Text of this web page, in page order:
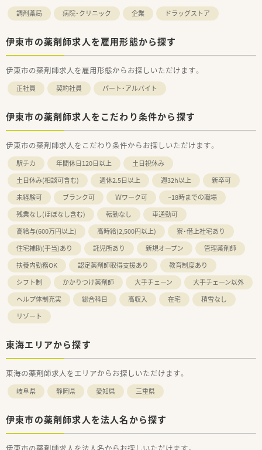
調剤薬局 病院・クリニック 企業 ドラッグストア
伊東市の薬剤師求人を雇用形態から探す
伊東市の薬剤師求人を雇用形態からお探しいただけます。
正社員 契約社員 パート・アルバイト
伊東市の薬剤師求人をこだわり条件から探す
伊東市の薬剤師求人をこだわり条件からお探しいただけます。
駅チカ 年間休日120日以上
土日祝休み
土日休み(相談可含む)
週休2.5日以上 週32h以上
新卒可
未経験可
ブランク可 Ｗワーク可
~18時までの職場
残業なし(ほぼなし含む)
転勤なし
車通勤可
高給与(600万円以上)
高時給(2,500円以上)
寮・借上社宅あり
住宅補助(手当)あり
託児所あり 新規オープン
管理薬剤師
扶養内勤務OK
認定薬剤師取得支援あり
教育制度あり
シフト制
かかりつけ薬剤師 大手チェーン
大手チェーン以外
ヘルプ体制充実
総合科目 高収入 在宅
積雪なし
リゾート
東海エリアから探す
東海の薬剤師求人をエリアからお探しいただけます。
岐阜県 静岡県 愛知県 三重県
伊東市の薬剤師求人を法人名から探す